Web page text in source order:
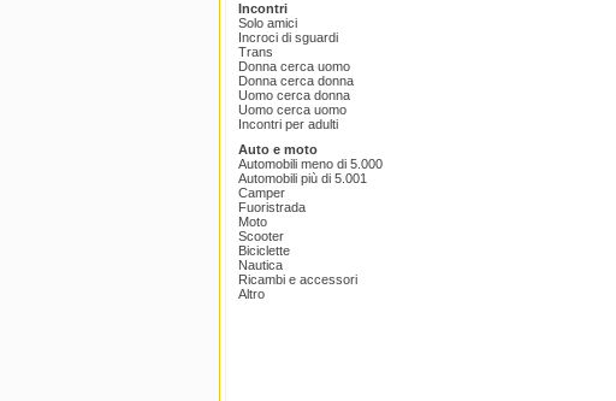
Incontri
Solo amici
Incroci di sguardi
Trans
Donna cerca uomo
Donna cerca donna
Uomo cerca donna
Uomo cerca uomo
Incontri per adulti
Auto e moto
Automobili meno di 5.000
Automobili più di 5.001
Camper
Fuoristrada
Moto
Scooter
Biciclette
Nautica
Ricambi e accessori
Altro